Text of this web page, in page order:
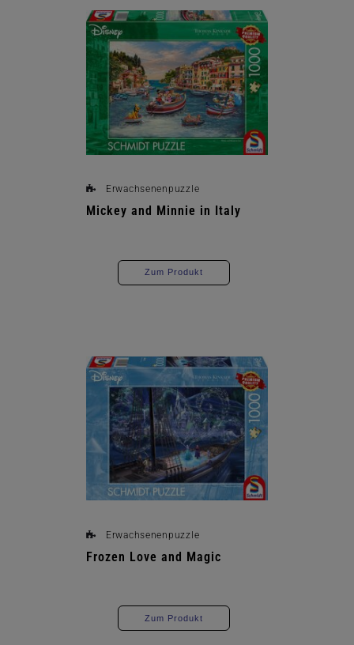
Erwachsenenpuzzle
Mickey and Minnie in Italy
Zum Produkt
Erwachsenenpuzzle
Frozen Love and Magic
Zum Produkt